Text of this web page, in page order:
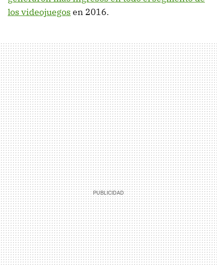
los videojuegos en 2016.